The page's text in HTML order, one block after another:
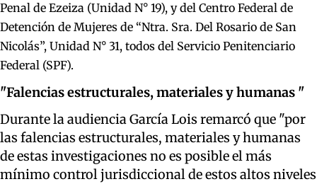
Penal de Ezeiza (Unidad N° 19), y del Centro Federal de
Detención de Mujeres de “Ntra. Sra. Del Rosario de San
Nicolás”, Unidad N° 31, todos del Servicio Penitenciario
Federal (SPF).
"Falencias estructurales, materiales y humanas "
Durante la audiencia García Lois remarcó que "por
las falencias estructurales, materiales y humanas
de estas investigaciones no es posible el más
mínimo control jurisdiccional de estos altos niveles